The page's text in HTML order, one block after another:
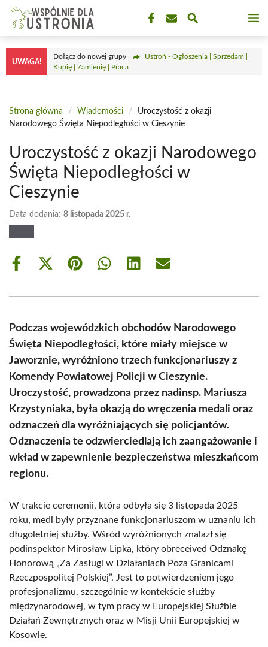
Przejdź
treści
UWAGA!
Dołącz do nowej grupy
Ustroń - Ogłoszenia | Sprzedam |
Kupię | Zamienię | Praca
Strona główna / Wiadomości /
Uroczystość z okazji
Narodowego Święta Niepodległości w Cieszynie
Uroczystość z okazji Narodowego
Święta Niepodległości w
Cieszynie
Data dodania: 8 listopada 2025 r.
Share
Share
(Twitter)
Share Share Share Share
Podczas wojewódzkich obchodów Narodowego
Święta Niepodległości, które miały miejsce w
Jaworznie, wyróżniono trzech funkcjonariuszy z
Komendy Powiatowej Policji w Cieszynie.
Uroczystość, prowadzona przez nadinsp. Mariusza
Krzystyniaka, była okazją do wręczenia medali oraz
odznaczeń dla wyróżniających się policjantów.
Odznaczenia te odzwierciedlają ich zaangażowanie i
wkład w zapewnienie bezpieczeństwa mieszkańcom
regionu.
W trakcie ceremonii, która odbyła się 3 listopada 2025
roku, medi były przyznane funkcjonariuszom w uznaniu ich
długoletniej służby. Wśród wyróżnionych znalazł się
podinspektor Mirosław Lipka, który obreceived Odznakę
Honorową „Za Zasługi w Działaniach Poza Granicami
Rzeczpospolitej Polskiej”. Jest to potwierdzeniem jego
profesjonalizmu, szczególnie w kontekście służby
międzynarodowej, w tym pracy w Europejskiej Służbie
Działań Zewnętrznych oraz w Misji Unii Europejskiej w
Kosowie.